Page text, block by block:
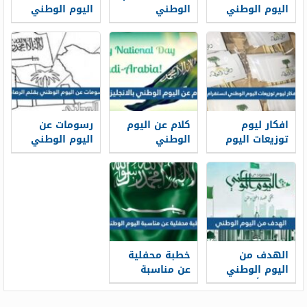
اليوم الوطني
السعودي
للتلوين 1448
الوطني
السعودي
مختصر 1448
اليوم الوطني
1448
افكار ليوم
توزيعات اليوم
الوطني
انستقرام 2026 ،
توزيعات مبتكرة
لليوم الوطني
1448
كلام عن اليوم
الوطني
بالانجليزي 1448
رسومات عن
اليوم الوطني
بقلم الرصاص
الهدف من
اليوم الوطني
1448 وأهمية
خطبة محفلية
عن مناسبة
اليوم الوطني